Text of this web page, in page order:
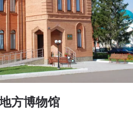
方博物馆